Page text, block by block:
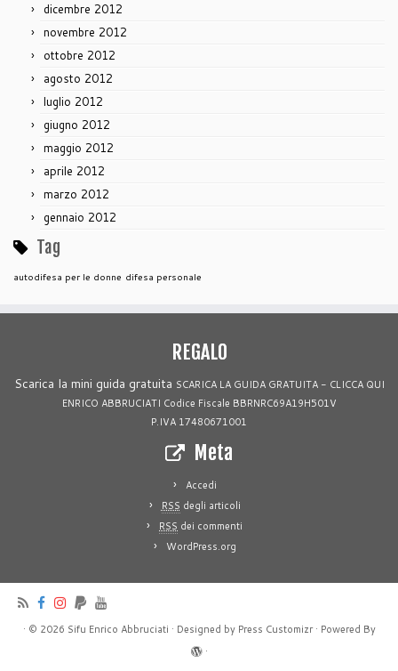
dicembre 2012
novembre 2012
ottobre 2012
agosto 2012
luglio 2012
giugno 2012
maggio 2012
aprile 2012
marzo 2012
gennaio 2012
Tag
autodifesa per le donne difesa personale
REGALO
Scarica la mini guida gratuita SCARICA LA GUIDA GRATUITA - CLICCA QUI
ENRICO ABBRUCIATI Codice Fiscale BBRNRC69A19H501V
P.IVA 17480671001
Meta
Accedi
RSS degli articoli
RSS dei commenti
WordPress.org
· © 2026 Sifu Enrico Abbruciati · Designed by Press Customizr· Powered By
·